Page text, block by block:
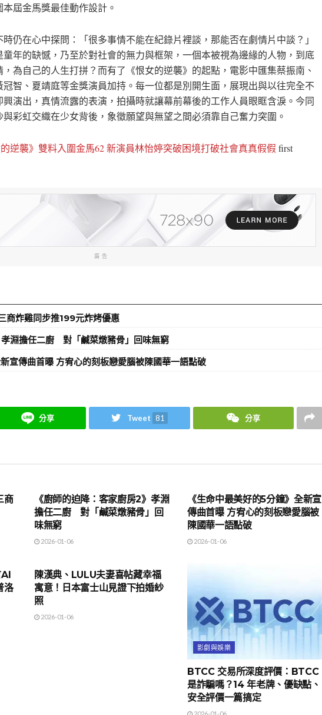
屆金馬獎最佳動作設計。
仍在心中探問：「很多事情不能在紀錄片裡談，那能否在劇情片中談？」
年的缺憾，乃至於對社會的無力與框架，一個本被視為邊緣的人物，到底
為自己的人生打拼？而有了《恨女的逆襲》的起點，電影中匯集蔡振南、
智、夏靖庭等金獎演員加持。每一位都是別開生面，展現出與以往完全不
演出，真情流露的表演，拍攝時就讓幕前幕後的工作人員眼眶含淚。今同
彩虹交織在少女背後，象徵願望與無望之間必須靠自己奮力突圍。
逆襲》雙料入圍金馬62 新演員林怡婷突破困境打破社會真真假假 first
廣告
商炸雞同步推199元炸烤優惠
孝淵擔任二廚 對「鹹菜燉豬骨」回味無窮
宣傳曲首曝 方宥心的刻板戀愛腦被陳國華一語點破
分享 Tweet 81 分享
商
《廚師的迫降：客家廚房2》孝淵
擔任二廚 對「鹹菜燉豬骨」回
味無窮
2026-01-06
《生命中最美好的5分鐘》全新宣
傳曲首曝 方宥心的刻板戀愛腦被
陳國華一語點破
2026-01-06
AI
洛
陳漢典、LULU夫妻喜帖藏幸福
寓意！日本富士山見證下拍婚紗
照
2026-01-06
影劇與娛樂
BTCC 交易所深度評價：BTCC
是詐騙嗎？14 年老牌、優缺點、
安全評價一篇搞定